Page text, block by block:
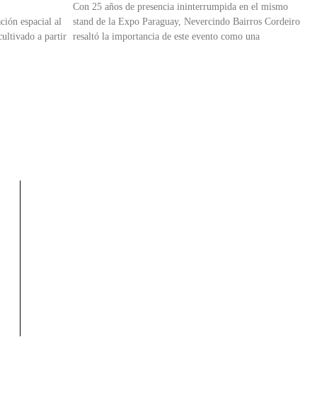
espacial al
a partir
Con 25 años de presencia ininterrumpida en el mismo
stand de la Expo Paraguay, Nevercindo Bairros Cordeiro
resaltó la importancia de este evento como una